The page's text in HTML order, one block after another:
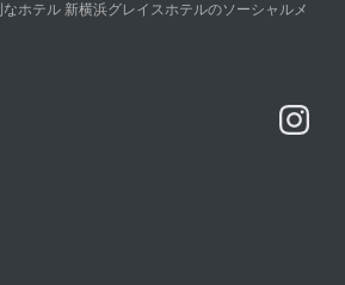
ホテル 新横浜グレイスホテルのソーシャルメ